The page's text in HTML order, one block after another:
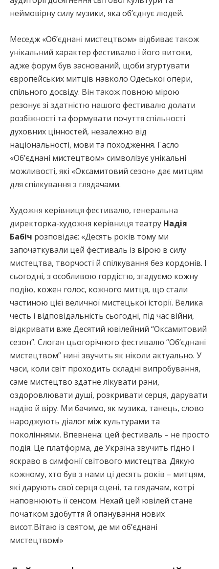
неймовірну силу музики, яка об’єднує людей.
Меседж «Об’єднані мистецтвом» відбиває також
унікальний характер фестивалю і його витоки,
адже форум був заснований, щоби згуртувати
європейських митців навколо Одеської опери,
спільного досвіду. Він також повною мірою
резонує зі здатністю нашого фестивалю долати
розбіжності та формувати почуття спільності
духовних цінностей, незалежно від
національності, мови та походження. Гасло
«Об’єднані мистецтвом» символізує унікальні
можливості, які «Оксамитовий сезон» дає митцям
для спілкування з глядачами.
Художня керівниця фестивалю, генеральна
директорка-художня керівниця театру Надія
Бабіч розповідає: «Десять років тому ми
започаткували цей фестиваль із вірою в силу
мистецтва, творчості й спілкування без кордонів. І
сьогодні, з особливою гордістю, згадуємо кожну
подію, кожен голос, кожного митця, що стали
частиною цієї величної мистецької історії. Велика
честь і відповідальність сьогодні, під час війни,
відкривати вже Десятий ювілейний “Оксамитовий
сезон”. Слоган цьогорічного фестивалю “Об’єднані
мистецтвом” нині звучить як ніколи актуально. У
часи, коли світ проходить складні випробування,
саме мистецтво здатне лікувати рани,
оздоровлювати душі, розкривати серця, дарувати
надію й віру. Ми бачимо, як музика, танець, слово
народжують діалог між культурами та
поколіннями. Впевнена: цей фестиваль – не просто
подія. Це платформа, де Україна звучить гідно і
яскраво в симфонії світового мистецтва. Дякую
кожному, хто був з нами ці десять років – митцям,
які дарують свої серця сцені, та глядачам, котрі
наповнюють її сенсом. Нехай цей ювілей стане
початком здобуття й опанування нових
висот.Вітаю із святом, де ми об’єднані
мистецтвом!»